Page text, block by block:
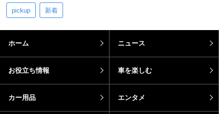
pickup 新着
ホーム ニュース
お役立ち情報 車を楽しむ
カー用品 エンタメ